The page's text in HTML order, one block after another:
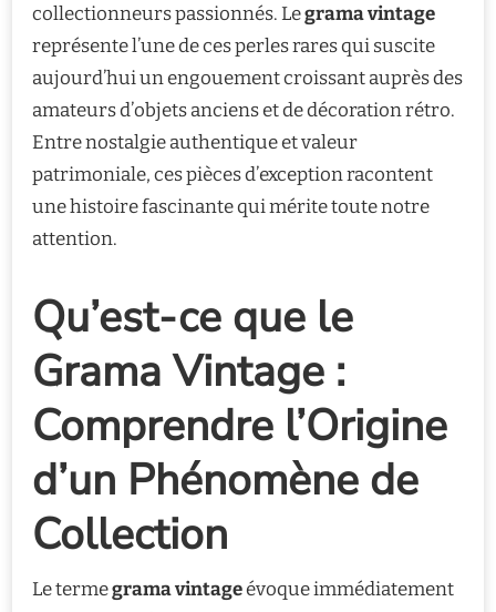
collectionneurs passionnés. Legrama vintage
représente l’une de ces perles rares qui suscite
aujourd’hui un engouement croissant auprès des
amateurs d’objets anciens et de décoration rétro.
Entre nostalgie authentique et valeur
patrimoniale, ces pièces d’exception racontent
une histoire fascinante qui mérite toute notre
attention.
Qu’est-ce que le
Grama Vintage :
Comprendre l’Origine
d’un Phénomène de
Collection
Le termegrama vintageévoque immédiatement